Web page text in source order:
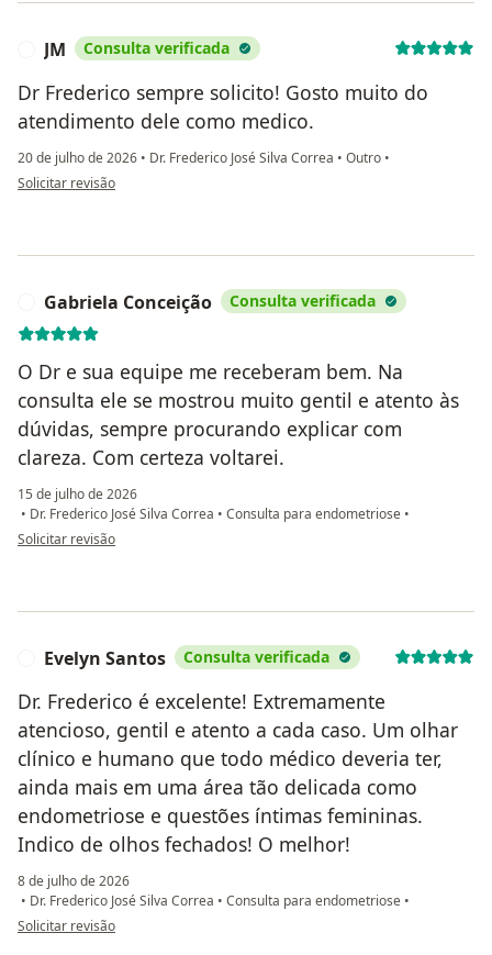
JM Consulta verificada
Dr Frederico sempre solicito! Gosto muito do
atendimento dele como medico.
20 de julho de 2026 • Dr. Frederico José Silva Correa • Outro •
na opinião do utilizador JM
Solicitar revisão
Gabriela Conceição Consulta verificada
O Dr e sua equipe me receberam bem. Na
consulta ele se mostrou muito gentil e atento às
dúvidas, sempre procurando explicar com
clareza. Com certeza voltarei.
15 de julho de 2026
• Dr. Frederico José Silva Correa • Consulta para endometriose •
na opinião do utilizador Gabriela Conceição
Solicitar revisão
Evelyn Santos Consulta verificada
Dr. Frederico é excelente! Extremamente
atencioso, gentil e atento a cada caso. Um olhar
clínico e humano que todo médico deveria ter,
ainda mais em uma área tão delicada como
endometriose e questões íntimas femininas.
Indico de olhos fechados! O melhor!
8 de julho de 2026
• Dr. Frederico José Silva Correa • Consulta para endometriose •
na opinião do utilizador Evelyn Santos
Solicitar revisão